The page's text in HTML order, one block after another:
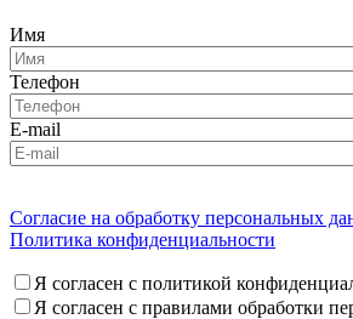
Имя
Телефон
E-mail
Согласие на обработку персональных
Политика конфиденциальности
Я согласен с политикой
Я согласен с правилами обработки